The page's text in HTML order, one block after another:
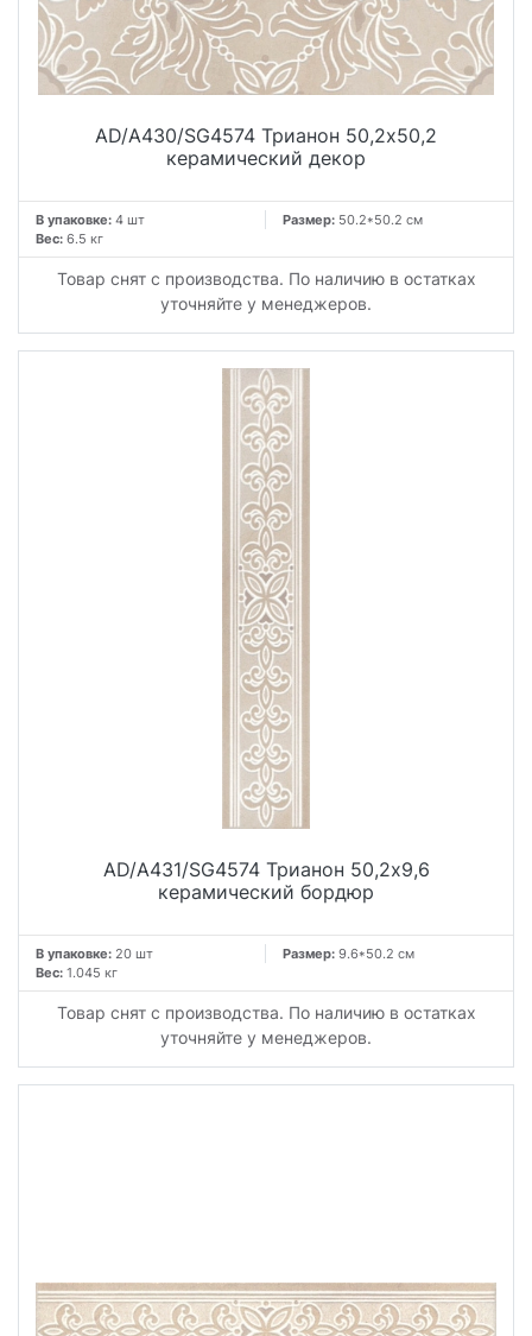
AD/A430/SG4574 Трианон 50,2x50,2
керамический декор
В упаковке: 4 шт Размер: 50.2*50.2 см
Вес: 6.5 кг
Товар снят с производства. По наличию в остатках
уточняйте у менеджеров.
AD/A431/SG4574 Трианон 50,2x9,6
керамический бордюр
В упаковке: 20 шт Размер: 9.6*50.2 см
Вес: 1.045 кг
Товар снят с производства. По наличию в остатках
уточняйте у менеджеров.